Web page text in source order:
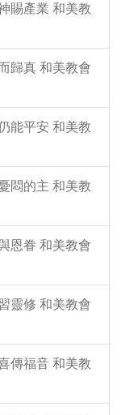
賜產業 和美教
歸真 和美教會
能平安 和美教
悶的主 和美教
恩眷 和美教會
靈修 和美教會
傳福音 和美教